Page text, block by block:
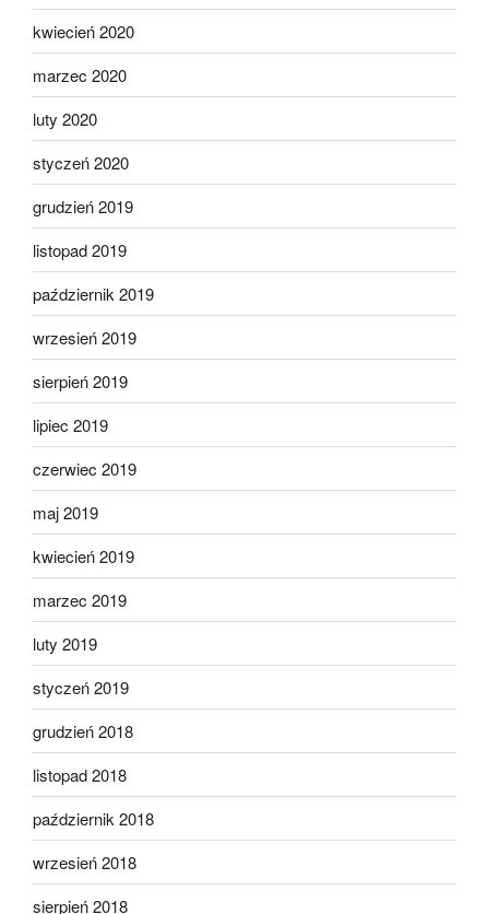
kwiecień 2020
marzec 2020
luty 2020
styczeń 2020
grudzień 2019
listopad 2019
październik 2019
wrzesień 2019
sierpień 2019
lipiec 2019
czerwiec 2019
maj 2019
kwiecień 2019
marzec 2019
luty 2019
styczeń 2019
grudzień 2018
listopad 2018
październik 2018
wrzesień 2018
sierpień 2018